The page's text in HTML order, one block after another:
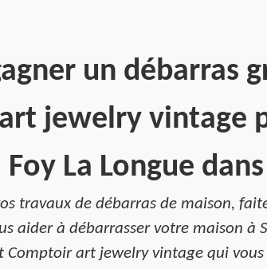
un débarras
jewelry vintage
Foy La Longue
travaux de débarras de maison,
aider à débarrasser votre maison à
Comptoir art jewelry vintage qui